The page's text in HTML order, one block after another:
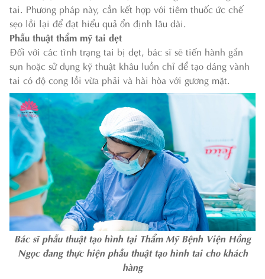
tai. Phương pháp này, cần kết hợp với tiêm thuốc ức chế
sẹo lồi lại để đạt hiểu quả ổn định lâu dài.
Phẫu thuật thẩm mỹ tai dẹt
Đối với các tình trạng tai bị dẹt, bác sĩ sẽ tiến hành gắn
sụn hoặc sử dụng kỹ thuật khâu luồn chỉ để tạo dáng vành
tai có độ cong lồi vừa phải và hài hòa với gương mặt.
Bác sĩ phẫu thuật tạo hình tại Thẩm Mỹ Bệnh Viện Hồng
Ngọc đang thực hiện phẫu thuật tạo hình tai cho khách
hàng